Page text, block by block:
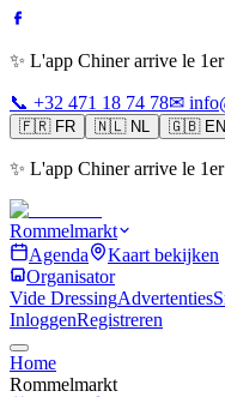
✨ L'app Chiner arrive le
📞 +32 471 18 74 78✉
🇫🇷 FR 🇳🇱 NL 🇬🇧 EN
✨ L'app Chiner arrive le
Rommelmarkt
Agenda
Kaart bekijken
Organisator
Vide DressingAdvertenties
InloggenRegistreren
Home
Rommelmarkt